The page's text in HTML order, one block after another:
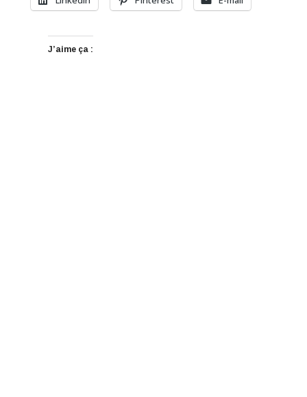
J’aime ça :